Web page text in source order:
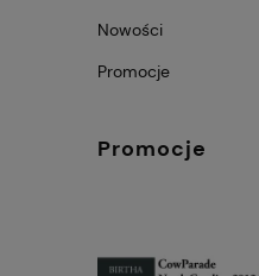
Nowości
Promocje
Promocje